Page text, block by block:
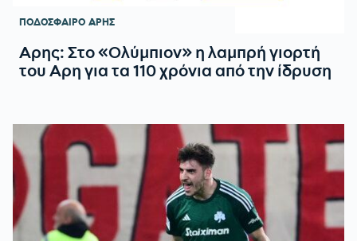
ΠΟΔΟΣΦΑΙΡΟ ΑΡΗΣ
Αρης: Στο «Ολύμπιον» η λαμπρή γιορτή
του Αρη για τα 110 χρόνια από την ίδρυση